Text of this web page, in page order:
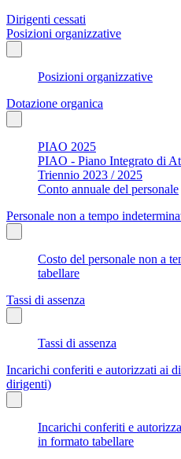
Dirigenti cessati
Posizioni organizzative
Posizioni organizzative
Dotazione organica
PIAO 2025
PIAO - Piano Integrato di
Triennio 2023 / 2025
Conto annuale del personale
Personale non a tempo
Costo del personale non a
tabellare
Tassi di assenza
Tassi di assenza
Incarichi conferiti e autorizzati ai
dirigenti)
Incarichi conferiti e
in formato tabellare